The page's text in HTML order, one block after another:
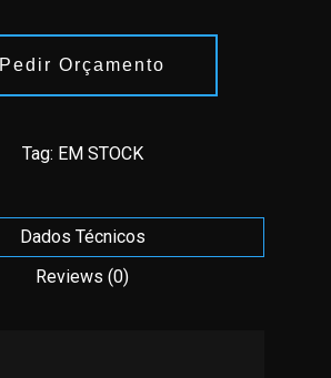
Pedir Orçamento
Tag: EM STOCK
Dados Técnicos
Reviews (0)